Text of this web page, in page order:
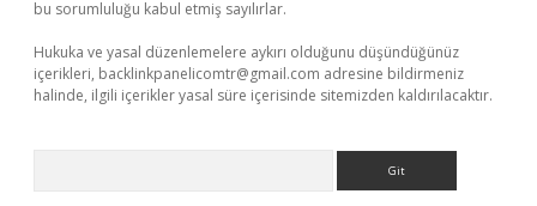
bu sorumluluğu kabul etmiş sayılırlar.
Hukuka ve yasal düzenlemelere aykırı olduğunu düşündüğünüz
içerikleri, backlinkpanelicomtr@gmail.com adresine bildirmeniz
halinde, ilgili içerikler yasal süre içerisinde sitemizden kaldırılacaktır.